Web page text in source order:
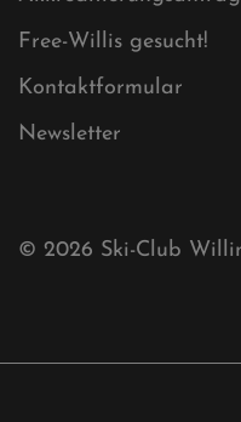
Cookies
Ski-Club
Mühlenkopfschanze
Akkreditierungsantrag